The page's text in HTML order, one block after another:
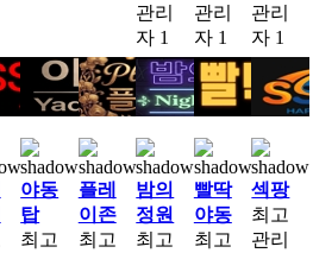
관리
자 1
관리
자 1
관리
자 1
야동
탑
최고
플레
이존
최고
밤의
정원
최고
빨딱
야동
최고
섹팡
최고
관리